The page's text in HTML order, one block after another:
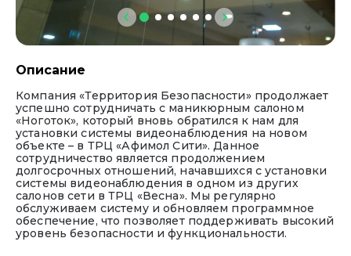
Описание
Компания «Территория Безопасности» продолжает
успешно сотрудничать с маникюрным салоном
«Ноготок», который вновь обратился к нам для
установки системы видеонаблюдения на новом
объекте – в ТРЦ «Афимол Сити». Данное
сотрудничество является продолжением
долгосрочных отношений, начавшихся с установки
системы видеонаблюдения в одном из других
салонов сети в ТРЦ «Весна». Мы регулярно
обслуживаем систему и обновляем программное
обеспечение, что позволяет поддерживать высокий
уровень безопасности и функциональности.